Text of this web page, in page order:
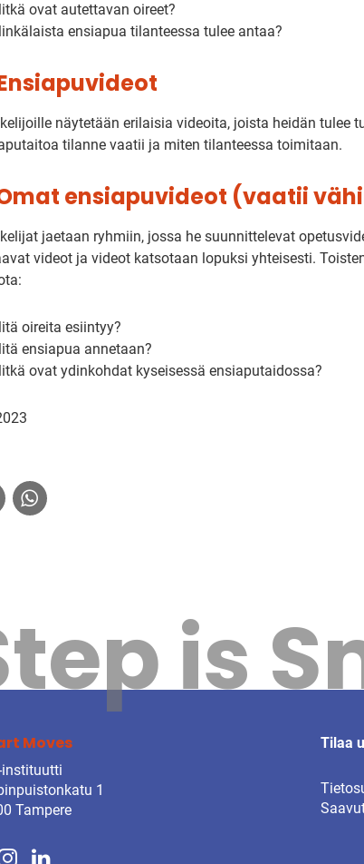
ovat autettavan oireet?
ensiapua tilanteessa tulee antaa?
näytetään erilaisia videoita, joista heidän tulee
tilanne vaatii ja miten tilanteessa toimitaan.
ensiapuvideot (vaatii
jaetaan ryhmiin, jossa he suunnittelevat
videot ja videot katsotaan lopuksi yhteisesti.
oireita esiintyy?
ensiapua annetaan?
ovat ydinkohdat kyseisessä ensiaputaidossa?
is
Moves
instituutti
1
Tampere
Tilaa